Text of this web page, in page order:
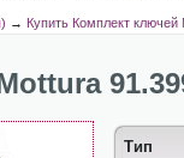
→ Купить Комплект
Тип